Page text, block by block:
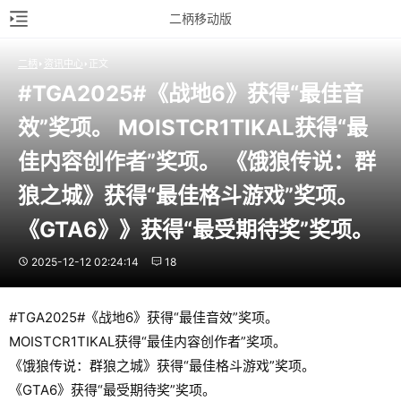
二柄移动版
二柄 资讯中心 正文
#TGA2025#《战地6》获得“最佳音
效”奖项。 MOISTCR1TIKAL获得“最
佳内容创作者”奖项。 《饿狼传说：群
狼之城》获得“最佳格斗游戏”奖项。
《GTA6》》获得“最受期待奖”奖项。
2025-12-12 02:24:14 18
#TGA2025#《战地6》获得“最佳音效”奖项。
MOISTCR1TIKAL获得“最佳内容创作者”奖项。
《饿狼传说：群狼之城》获得“最佳格斗游戏”奖项。
《GTA6》获得“最受期待奖”奖项。